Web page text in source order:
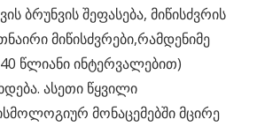
ბრუნვის შეფასება, მიწისძვრის
მიწისძვრები,რამდენიმე
წლიანი ინტერვალებით)
ასეთი წყვილი
მონაცემებში მცირე